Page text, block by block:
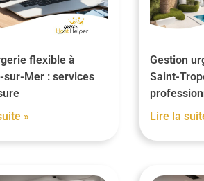
flexible à
sur-Mer : services
»
Gestion
Saint-
Lire la